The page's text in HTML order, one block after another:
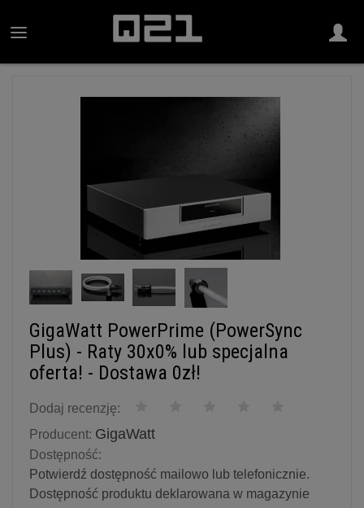
GigaWatt PowerPrime (PowerSync
Plus) - Raty 30x0% lub specjalna
oferta! - Dostawa 0zł!
Dodaj recenzję:
Producent: GigaWatt
Dostępność:
Potwierdź dostępność mailowo lub telefonicznie.
Dostępność produktu deklarowana w magazynie